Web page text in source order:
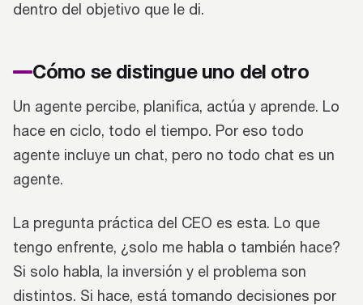
dentro del objetivo que le di.
Cómo se distingue uno del otro
Un agente percibe, planifica, actúa y aprende. Lo
hace en ciclo, todo el tiempo. Por eso todo
agente incluye un chat, pero no todo chat es un
agente.
La pregunta práctica del CEO es esta. Lo que
tengo enfrente, ¿solo me habla o también hace?
Si solo habla, la inversión y el problema son
distintos. Si hace, está tomando decisiones por